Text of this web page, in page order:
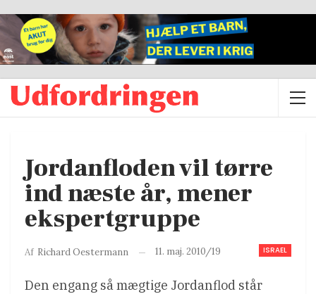
Jordanfloden vil tørre
ind næste år, mener
ekspertgruppe
ISRAEL
Af Richard Oestermann 11. maj. 2010/19
Den engang så mægtige Jordanflod står